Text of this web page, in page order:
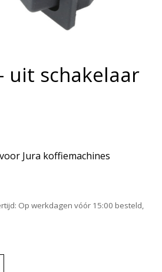
uit schakelaar
Jura koffiemachines
product is
Op werkdagen vóór 15:00 besteld,